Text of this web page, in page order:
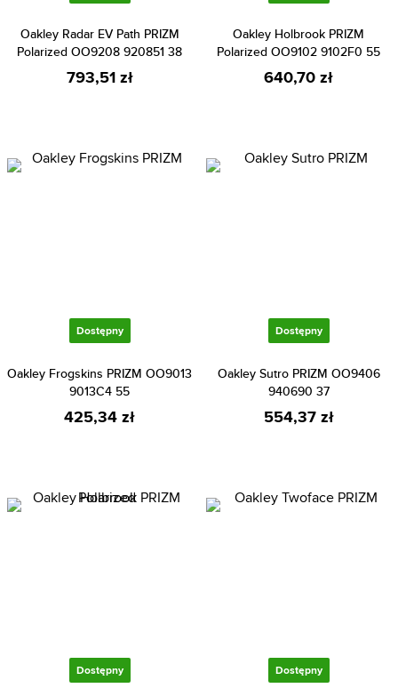
Oakley Radar EV Path PRIZM
Polarized OO9208 920851 38
793,51 zł
Oakley Holbrook PRIZM
Polarized OO9102 9102F0 55
640,70 zł
Dostępny
Oakley Frogskins PRIZM OO9013
9013C4 55
425,34 zł
Dostępny
Oakley Sutro PRIZM OO9406
940690 37
554,37 zł
Dostępny Dostępny